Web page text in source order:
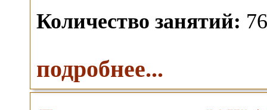
Количество занятий:
подробнее...